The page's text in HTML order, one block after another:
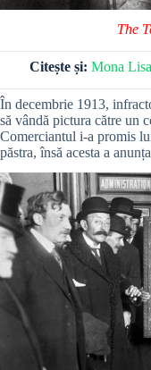
The
Citește și: Mona
În decembrie 1913,
să vândă pictura către un
Comerciantul i-a promis
păstra, însă acesta a